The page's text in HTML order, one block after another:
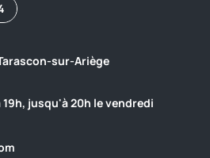
sur-Ariège
jusqu'à 20h le vendredi